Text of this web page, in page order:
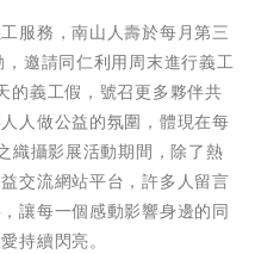
服務，南山人壽於每月第三
邀請同仁利用周末進行義工
的義工假，號召更多夥伴共
人做公益的氛圍，體現在每
織攝影展活動期間，除了熱
交流網站平台，許多人留言
讓每一個感動影響身邊的同
持續閃亮。